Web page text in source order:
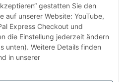
gestatten Sie den
auf unserer Website: YouTube,
Express Checkout und
die Einstellung jederzeit ändern
unten). Weitere Details finden
in unserer